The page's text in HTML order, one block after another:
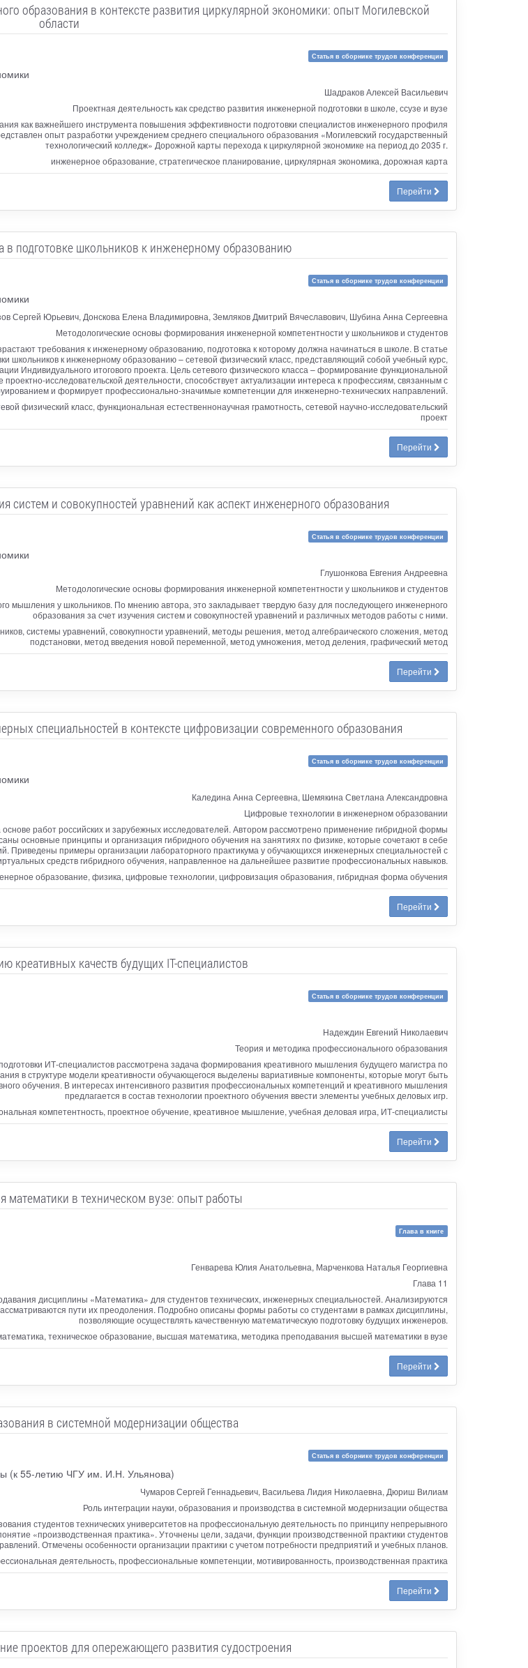
образования в контексте развития циркулярной экономики: опыт Могилевской
области
Статья в сборнике трудов конференции
Шадраков Алексей Васильевич
Проектная деятельность как средство развития инженерной подготовки в школе, ссузе и вузе
как важнейшего инструмента повышения эффективности подготовки специалистов инженерного профиля
опыт разработки учреждением среднего специального образования «Могилевский государственный
технологический колледж» Дорожной карты перехода к циркулярной экономике на период до 2035 г.
инженерное образование, стратегическое планирование, циркулярная экономика, дорожная карта
Перейти
в подготовке школьников к инженерному образованию
Статья в сборнике трудов конференции
Сергей Юрьевич, Донскова Елена Владимировна, Земляков Дмитрий Вячеславович, Шубина Анна Сергеевна
Методологические основы формирования инженерной компетентности у школьников и студентов
требования к инженерному образованию, подготовка к которому должна начинаться в школе. В статье
школьников к инженерному образованию – сетевой физический класс, представляющий собой учебный курс,
Индивидуального итогового проекта. Цель сетевого физического класса – формирование функциональной
исследовательской деятельности, способствует актуализации интереса к профессиям, связанным с
и формирует профессионально-значимые компетенции для инженерно-технических направлений.
физический класс, функциональная естественнонаучная грамотность, сетевой научно-исследовательский
проект
Перейти
и совокупностей уравнений как аспект инженерного образования
Статья в сборнике трудов конференции
Глушонкова Евгения Андреевна
Методологические основы формирования инженерной компетентности у школьников и студентов
мышления у школьников. По мнению автора, это закладывает твердую базу для последующего инженерного
образования за счет изучения систем и совокупностей уравнений и различных методов работы с ними.
системы уравнений, совокупности уравнений, методы решения, метод алгебраического сложения, метод
подстановки, метод введения новой переменной, метод умножения, метод деления, графический метод
Перейти
специальностей в контексте цифровизации современного образования
Статья в сборнике трудов конференции
Каледина Анна Сергеевна, Шемякина Светлана Александровна
Цифровые технологии в инженерном образовании
работ российских и зарубежных исследователей. Автором рассмотрено применение гибридной формы
основные принципы и организация гибридного обучения на занятиях по физике, которые сочетают в себе
Приведены примеры организации лабораторного практикума у обучающихся инженерных специальностей с
средств гибридного обучения, направленное на дальнейшее развитие профессиональных навыков.
образование, физика, цифровые технологии, цифровизация образования, гибридная форма обучения
Перейти
креативных качеств будущих IT-специалистов
Статья в сборнике трудов конференции
Надеждин Евгений Николаевич
Теория и методика профессионального образования
ИТ-специалистов рассмотрена задача формирования креативного мышления будущего магистра по
в структуре модели креативности обучающегося выделены вариативные компоненты, которые могут быть
обучения. В интересах интенсивного развития профессиональных компетенций и креативного мышления
предлагается в состав технологии проектного обучения ввести элементы учебных деловых игр.
компетентность, проектное обучение, креативное мышление, учебная деловая игра, ИТ-специалисты
Перейти
математики в техническом вузе: опыт работы
Глава в книге
Генварева Юлия Анатольевна, Марченкова Наталья Георгиевна
Глава 11
дисциплины «Математика» для студентов технических, инженерных специальностей. Анализируются
пути их преодоления. Подробно описаны формы работы со студентами в рамках дисциплины,
позволяющие осуществлять качественную математическую подготовку будущих инженеров.
техническое образование, высшая математика, методика преподавания высшей математики в вузе
Перейти
в системной модернизации общества
Статья в сборнике трудов конференции
(к 55-летию ЧГУ им. И.Н. Ульянова)
Чумаров Сергей Геннадьевич, Васильева Лидия Николаевна, Дюриш Вилиам
Роль интеграции науки, образования и производства в системной модернизации общества
студентов технических университетов на профессиональную деятельность по принципу непрерывного
«производственная практика». Уточнены цели, задачи, функции производственной практики студентов
Отмечены особенности организации практики с учетом потребности предприятий и учебных планов.
деятельность, профессиональные компетенции, мотивированность, производственная практика
Перейти
проектов для опережающего развития судостроения